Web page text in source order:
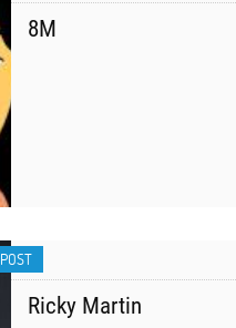
8M
POST
Ricky Martin